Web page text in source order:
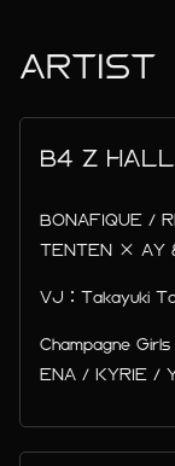
ARTIST
B4 Z HALL
BONAFIQUE /
TENTEN × AY
VJ：Takayuki
Champagne
ENA / KYRIE /